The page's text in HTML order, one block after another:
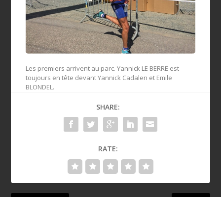
Les premiers arrivent au parc. Yannick LE BERRE est
toujours en tête devant Yannick Cadalen et Emile
BLONDEL.
SHARE:
RATE: